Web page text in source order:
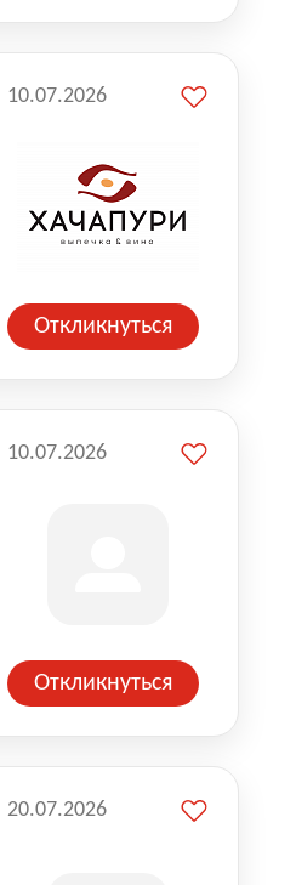
10.07.2026
Откликнуться
10.07.2026
Откликнуться
20.07.2026